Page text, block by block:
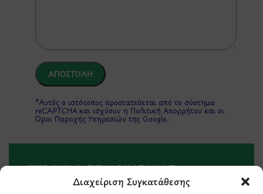
Διαχείριση Συγκατάθεσης
*Αυτός ο ιστότοπος προστατεύεται από το σύστημα
reCAPTCHA και ισχύουν η Πολιτική Απορρήτου και οι
Όροι Παροχής Υπηρεσιώντης Google.
ΣΤΟΙΧΕΙΑ ΕΠΙΚΟΙΝΩΝΙΑΣ